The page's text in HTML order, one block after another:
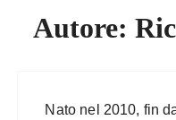
Autore:
Nato nel 2010, fin